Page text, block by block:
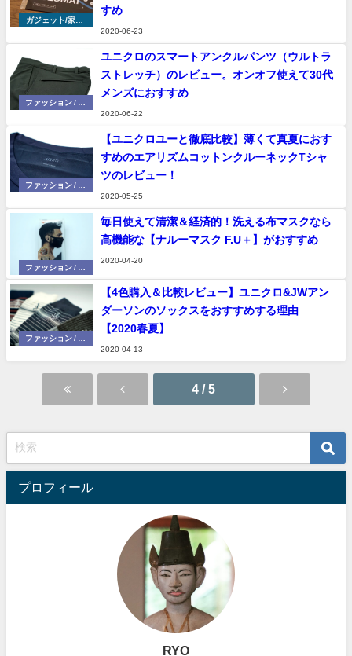
ガジェット/家具/
すめ
2020-06-23
ファッション / 小
ユニクロのスマートアンクルパンツ（ウルトラ
ストレッチ）のレビュー。オンオフ使えて30代
メンズにおすすめ
2020-06-22
ファッション / 小
【ユニクロユーと徹底比較】薄くて真夏におす
すめのエアリズムコットンクルーネックTシャ
ツのレビュー！
2020-05-25
ファッション / 小
物
毎日使えて清潔＆経済的！洗える布マスクなら
高機能な【ナルーマスク F.U＋】がおすすめ
2020-04-20
ファッション / 小
【4色購入＆比較レビュー】ユニクロ&JWアン
ダーソンのソックスをおすすめする理由
【2020春夏】
2020-04-13
4 / 5
プロフィール
RYO